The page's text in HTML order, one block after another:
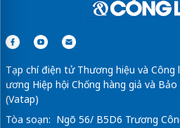
Tạp chí điện tử Thương hiệu và Công
ương Hiệp hội Chống hàng giả và
(Vatap)
Tòa soạn: Ngõ 56/ B5D6 Trương